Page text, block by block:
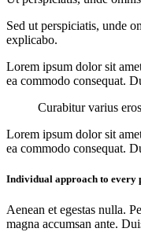
Sed ut perspiciatis, unde
explicabo.
Lorem ipsum dolor sit
ea commodo consequat.
Curabitur varius
Lorem ipsum dolor sit
ea commodo consequat.
Individual approach to every
Aenean et egestas nulla.
magna accumsan ante.